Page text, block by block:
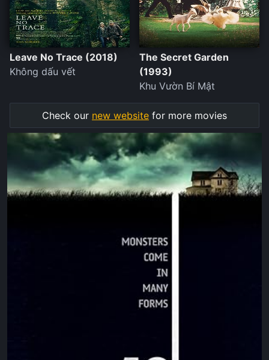
Leave No Trace (2018)
Không dấu vết
The Secret Garden
(1993)
Khu Vườn Bí Mật
Check our new website for more movies